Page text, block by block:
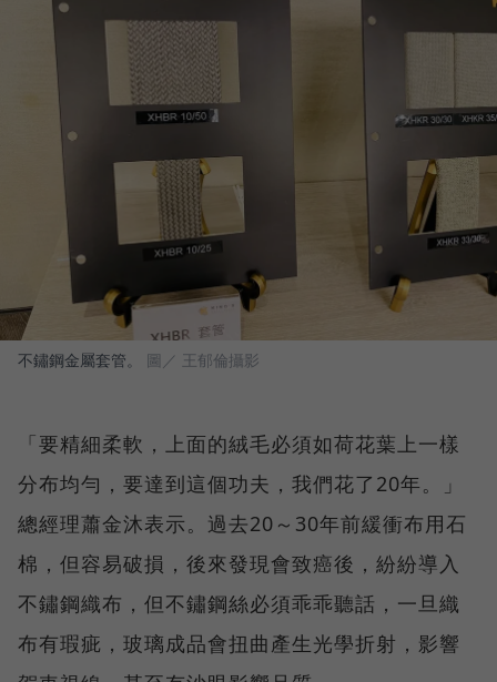
不鏽鋼金屬套管。 圖／ 王郁倫攝影
「要精細柔軟，上面的絨毛必須如荷花葉上一樣
分布均勻，要達到這個功夫，我們花了20年。」
總經理蕭金沐表示。過去20～30年前緩衝布用石
棉，但容易破損，後來發現會致癌後，紛紛導入
不鏽鋼織布，但不鏽鋼絲必須乖乖聽話，一旦織
布有瑕疵，玻璃成品會扭曲產生光學折射，影響